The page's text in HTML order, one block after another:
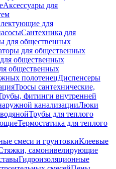
Аксессуары для
для
Сантехника для
для общественных
для общественных
общественных
общественных
полотенецДиспенсеры
Тросы сантехнические,
фитинги внутренней
канализацииЛюки
Трубы для теплого
Термостатика для теплого
смеси и грунтовкиКлеевые
самонивелирующие
Гидроизоляционные